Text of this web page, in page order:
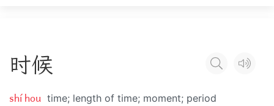
时候
shí hou time; length of time; moment; period